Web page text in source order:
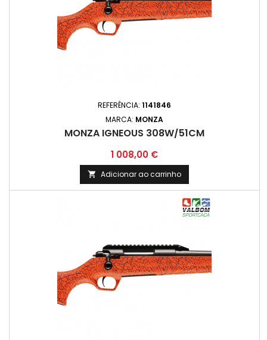
REFERÊNCIA: 1141846
MARCA: MONZA
MONZA IGNEOUS 308W/51CM
Preço
1 008,00 €
 Adicionar ao carrinho